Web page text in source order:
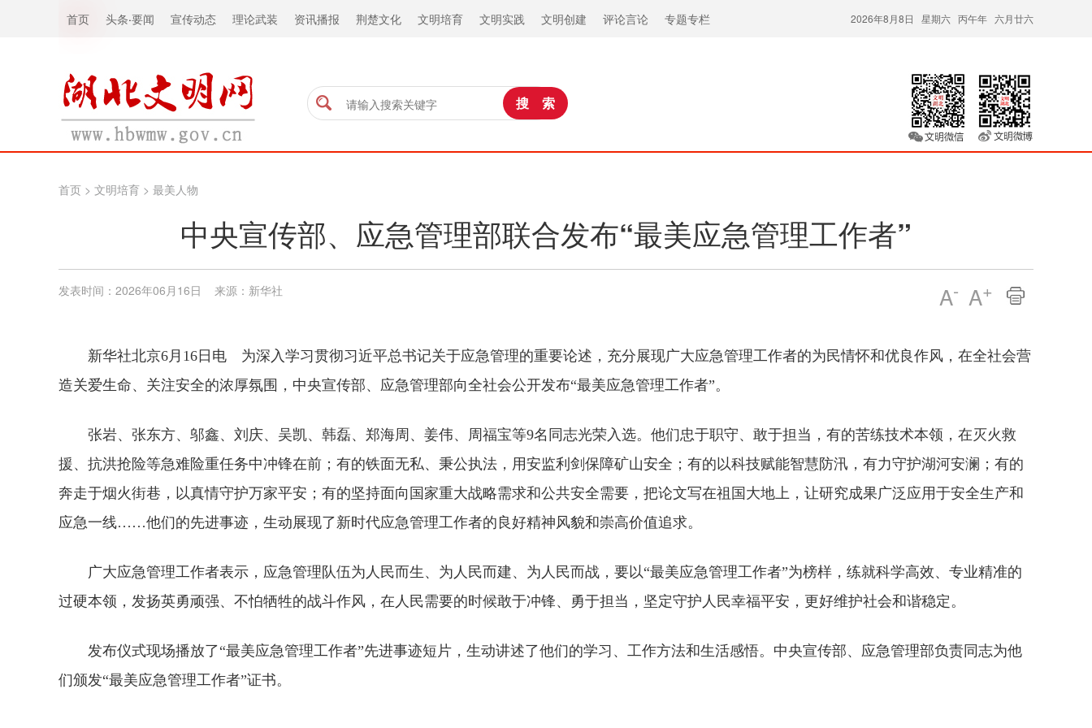
首页 头条·要闻 宣传动态 理论武装 资讯播报 荆楚文化 文明培育 文明实践 文明创建 评论言论 专题专栏 2026年8月8日 星期六 丙午年 六月廿六
首页 > 文明培育 > 最美人物
中央宣传部、应急管理部联合发布“最美应急管理工作者”
A- A+
发表时间：2026年06月16日 来源：​新华社
新华社北京6月16日电 为深入学习贯彻习近平总书记关于应急管理的重要论述，充分展现广大应急管理工作者的为民情怀和优良作风，在全社会营
造关爱生命、关注安全的浓厚氛围，中央宣传部、应急管理部向全社会公开发布“最美应急管理工作者”。
张岩、张东方、邬鑫、刘庆、吴凯、韩磊、郑海周、姜伟、周福宝等9名同志光荣入选。他们忠于职守、敢于担当，有的苦练技术本领，在灭火救
援、抗洪抢险等急难险重任务中冲锋在前；有的铁面无私、秉公执法，用安监利剑保障矿山安全；有的以科技赋能智慧防汛，有力守护湖河安澜；有的
奔走于烟火街巷，以真情守护万家平安；有的坚持面向国家重大战略需求和公共安全需要，把论文写在祖国大地上，让研究成果广泛应用于安全生产和
应急一线……他们的先进事迹，生动展现了新时代应急管理工作者的良好精神风貌和崇高价值追求。
广大应急管理工作者表示，应急管理队伍为人民而生、为人民而建、为人民而战，要以“最美应急管理工作者”为榜样，练就科学高效、专业精准的
过硬本领，发扬英勇顽强、不怕牺牲的战斗作风，在人民需要的时候敢于冲锋、勇于担当，坚定守护人民幸福平安，更好维护社会和谐稳定。
发布仪式现场播放了“最美应急管理工作者”先进事迹短片，生动讲述了他们的学习、工作方法和生活感悟。中央宣传部、应急管理部负责同志为他
们颁发“最美应急管理工作者”证书。